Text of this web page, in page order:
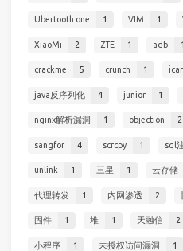
Ubertooth one 1 VIM 1
XiaoMi 2 ZTE 1 adb 1
crackme 5 crunch 1
java反序列化 4 junior 1
nginx解析漏洞 1 objection 2
sangfor 4 scrcpy 1 sql
unlink 1 三星 1 云存储
代理转发 1 内网渗透 2
固件 1 堆 1 天融信 2
小程序 1 未授权访问漏洞 1